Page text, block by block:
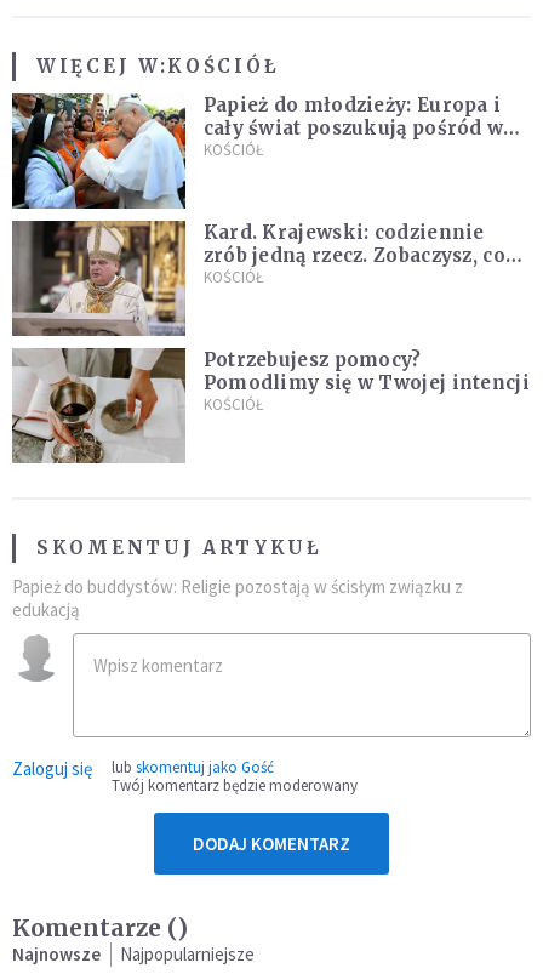
WIĘCEJ W:KOŚCIÓŁ
Papież do młodzieży: Europa i
cały świat poszukują pośród was
nowych świętych
KOŚCIÓŁ
Kard. Krajewski: codziennie
zrób jedną rzecz. Zobaczysz, co
stanie się z twoim życiem
KOŚCIÓŁ
Potrzebujesz pomocy?
Pomodlimy się w Twojej intencji
KOŚCIÓŁ
SKOMENTUJ ARTYKUŁ
Papież do buddystów: Religie pozostają w ścisłym związku z
edukacją
Zaloguj się lub skomentuj jako Gość
Twój komentarz będzie moderowany
DODAJ KOMENTARZ
Komentarze ()
Najnowsze Najpopularniejsze